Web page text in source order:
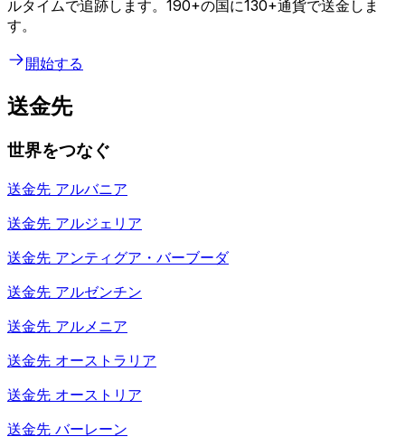
ルタイムで追跡します。190+の国に130+通貨で送金しま
す。
開始する
送金先
世界をつなぐ
送金先 アルバニア
送金先 アルジェリア
送金先 アンティグア・バーブーダ
送金先 アルゼンチン
送金先 アルメニア
送金先 オーストラリア
送金先 オーストリア
送金先 バーレーン